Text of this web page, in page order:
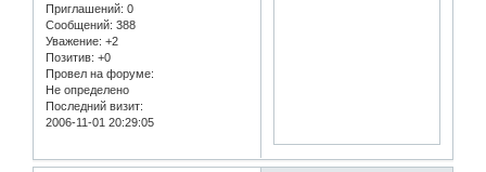
Приглашений: 0
Сообщений: 388
Уважение: +2
Позитив: +0
Провел на форуме:
Не определено
Последний визит:
2006-11-01 20:29:05